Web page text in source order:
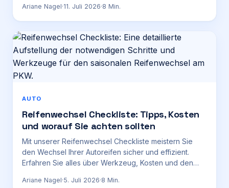
Ariane Nagel·11. Juli 2026·8 Min.
AUTO
Reifenwechsel Checkliste: Tipps, Kosten
und worauf Sie achten sollten
Mit unserer Reifenwechsel Checkliste meistern Sie
den Wechsel Ihrer Autoreifen sicher und effizient.
Erfahren Sie alles über Werkzeug, Kosten und den
Ariane Nagel·5. Juli 2026·8 Min.